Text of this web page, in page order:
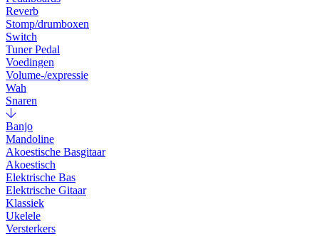
Reverb
Stomp/drumboxen
Switch
Tuner Pedal
Voedingen
Volume-/expressie
Wah
Snaren
Banjo
Mandoline
Akoestische Basgitaar
Akoestisch
Elektrische Bas
Elektrische Gitaar
Klassiek
Ukelele
Versterkers